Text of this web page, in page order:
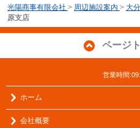
光陽商事有限会社 > 周辺施設案内 > 大
原支店
ページ
営業時間
ホーム
会社概要